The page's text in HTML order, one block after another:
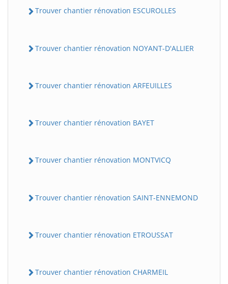
Trouver chantier rénovation ESCUROLLES
Trouver chantier rénovation NOYANT-D'ALLIER
Trouver chantier rénovation ARFEUILLES
Trouver chantier rénovation BAYET
Trouver chantier rénovation MONTVICQ
Trouver chantier rénovation SAINT-ENNEMOND
Trouver chantier rénovation ETROUSSAT
Trouver chantier rénovation CHARMEIL